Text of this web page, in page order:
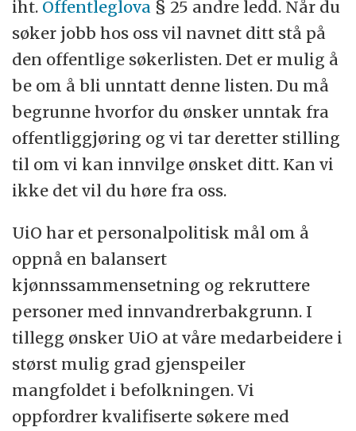
iht. Offentleglova § 25 andre ledd. Når du
søker jobb hos oss vil navnet ditt stå på
den offentlige søkerlisten. Det er mulig å
be om å bli unntatt denne listen. Du må
begrunne hvorfor du ønsker unntak fra
offentliggjøring og vi tar deretter stilling
til om vi kan innvilge ønsket ditt. Kan vi
ikke det vil du høre fra oss.
UiO har et personalpolitisk mål om å
oppnå en balansert
kjønnssammensetning og rekruttere
personer med innvandrerbakgrunn. I
tillegg ønsker UiO at våre medarbeidere i
størst mulig grad gjenspeiler
mangfoldet i befolkningen. Vi
oppfordrer kvalifiserte søkere med